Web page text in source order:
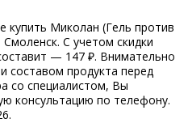
Миколан (Гель против
С учетом скидки
— 147 ₽. Внимательно
составом продукта перед
со специалистом, Вы
консультацию по телефону.